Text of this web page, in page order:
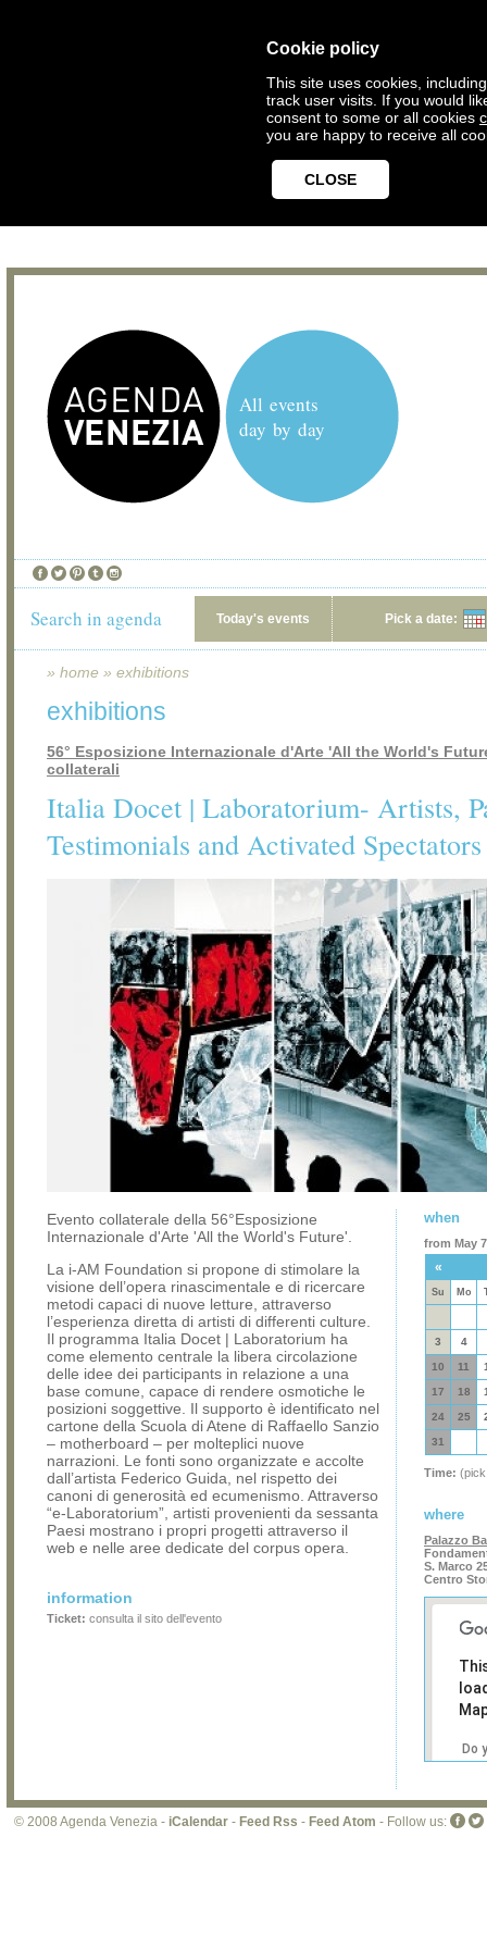
Cookie policy
This site uses cookies,
track user visits. If you would
consent to some or all cookies
you are happy to receive all
CLOSE
All events
day by day
Search in agenda Today's events Pick a date:
» home » exhibitions
exhibitions
56° Esposizione Internazionale d'Arte 'All the World's
collaterali
Italia Docet | Laboratorium- Artists,
Testimonials and Activated Spectators
Evento collaterale della 56°Esposizione
Internazionale d'Arte 'All the World's Future'.
La i-AM Foundation si propone di stimolare la
visione dell’opera rinascimentale e di ricercare
metodi capaci di nuove letture, attraverso
l’esperienza diretta di artisti di differenti culture.
Il programma Italia Docet | Laboratorium ha
come elemento centrale la libera circolazione
delle idee dei participants in relazione a una
base comune, capace di rendere osmotiche le
posizioni soggettive. Il supporto è identificato nel
cartone della Scuola di Atene di Raffaello Sanzio
– motherboard – per molteplici nuove
narrazioni. Le fonti sono organizzate e accolte
dall’artista Federico Guida, nel rispetto dei
canoni di generosità ed ecumenismo. Attraverso
“e-Laboratorium”, artisti provenienti da sessanta
Paesi mostrano i propri progetti attraverso il
web e nelle aree dedicate del corpus opera.
information
Ticket: consulta il sito dell'evento
when
from May
«
Su Mo
3 4
10 11
17 18
24 25
31
Time:
where
Palazzo
S. Marco
Centro
Do
© 2008 Agenda Venezia - iCalendar - Feed Rss - Feed Atom - Follow us: